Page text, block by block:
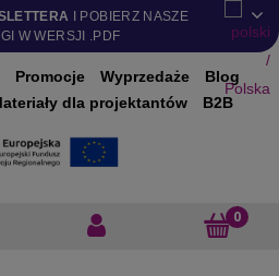
I POBIERZ NASZE
W WERSJI .PDF
Promocje Wyprzedaże
Blog
dla projektantów B2B